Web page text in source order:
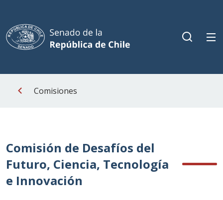
Comisiones
Comisión de Desafíos del
Futuro, Ciencia, Tecnología
e Innovación